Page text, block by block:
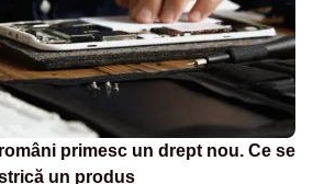
primesc un drept nou. Ce se
un produs